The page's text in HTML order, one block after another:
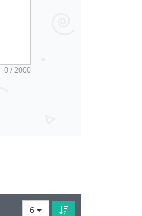
0 / 2000
6